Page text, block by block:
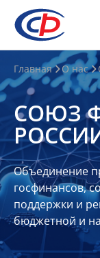
О
нас
О
СФР
Совет
Союза
Участники
Планы
отчеты
Главная О нас
СОЮЗ
Объединение
госфинансов,
поддержки и
бюджетной и